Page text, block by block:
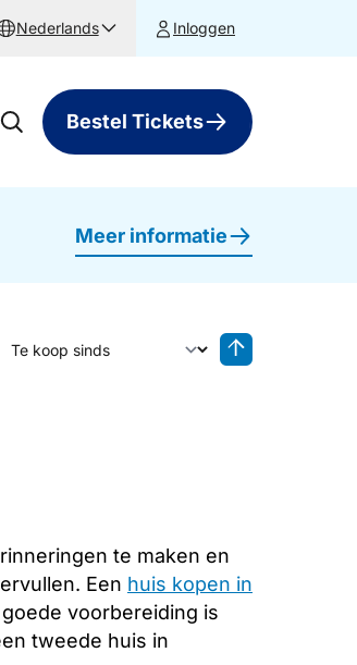
Nederlands Inloggen
Bestel Tickets
Meer informatie
Sorteer op
te maken en
Een huis kopen in
voorbereiding is
tweede huis in